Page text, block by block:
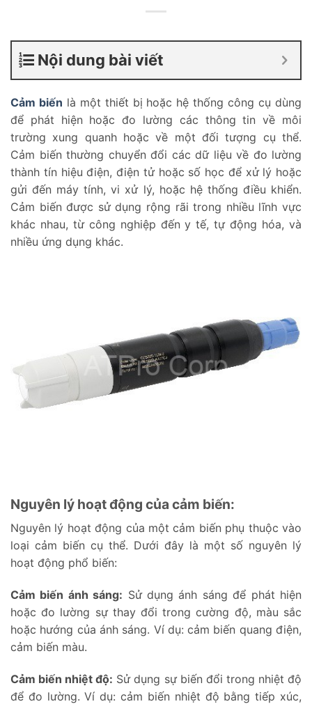
Nội dung bài viết
Cảm biến là một thiết bị hoặc hệ thống công cụ dùng
để phát hiện hoặc đo lường các thông tin về môi
trường xung quanh hoặc về một đối tượng cụ thể.
Cảm biến thường chuyển đổi các dữ liệu về đo lường
thành tín hiệu điện, điện tử hoặc số học để xử lý hoặc
gửi đến máy tính, vi xử lý, hoặc hệ thống điều khiển.
Cảm biến được sử dụng rộng rãi trong nhiều lĩnh vực
khác nhau, từ công nghiệp đến y tế, tự động hóa, và
nhiều ứng dụng khác.
Nguyên lý hoạt động của cảm biến:
Nguyên lý hoạt động của một cảm biến phụ thuộc vào
loại cảm biến cụ thể. Dưới đây là một số nguyên lý
hoạt động phổ biến:
Cảm biến ánh sáng: Sử dụng ánh sáng để phát hiện
hoặc đo lường sự thay đổi trong cường độ, màu sắc
hoặc hướng của ánh sáng. Ví dụ: cảm biến quang điện,
cảm biến màu.
Cảm biến nhiệt độ: Sử dụng sự biến đổi trong nhiệt độ
để đo lường. Ví dụ: cảm biến nhiệt độ bằng tiếp xúc,